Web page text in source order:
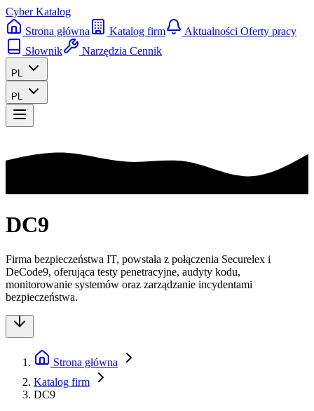
Cyber Katalog
Strona główna
Katalog firm Aktualności Oferty pracy
Słownik
Narzędzia Cennik
PL
PL
DC9
Firma bezpieczeństwa IT, powstała z połączenia Securelex i
DeCode9, oferująca testy penetracyjne, audyty kodu,
monitorowanie systemów oraz zarządzanie incydentami
bezpieczeństwa.
Strona główna
Katalog firm
DC9